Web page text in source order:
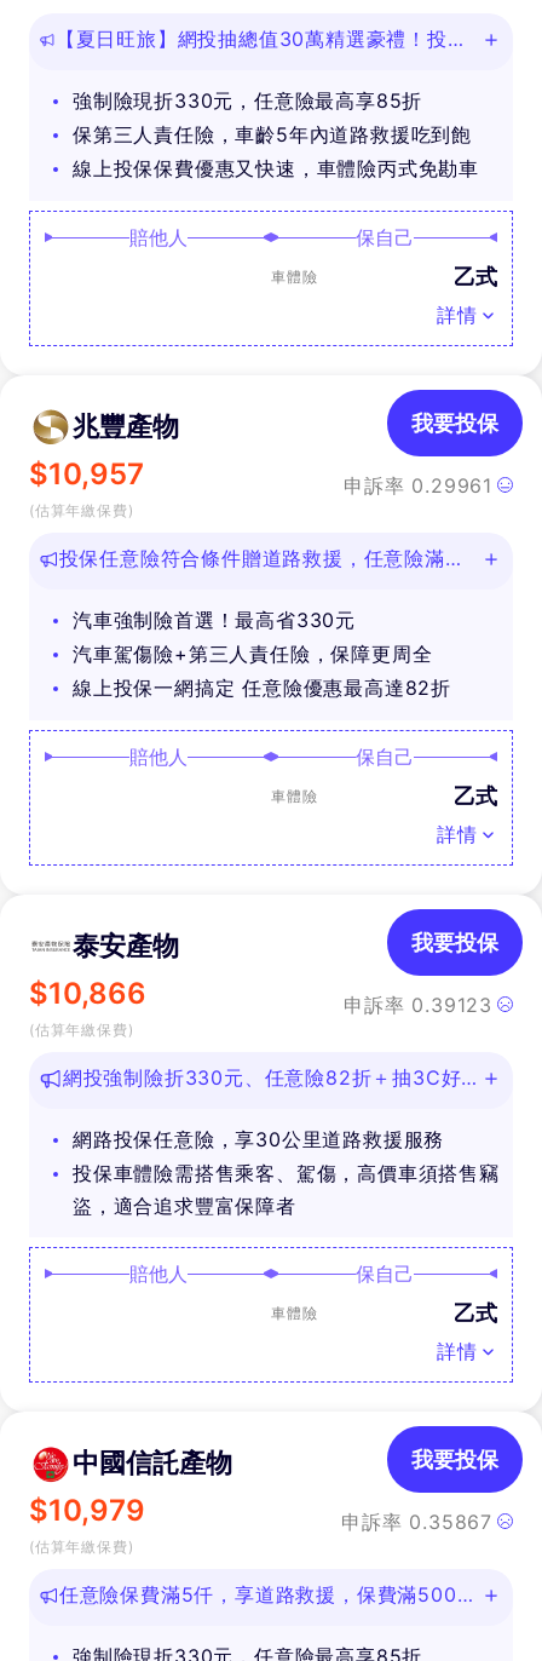
【夏日旺旅】網投抽總值30萬精選豪禮！投保
強制險現折330元，任意險最高享85折
保第三人責任險，車齡5年內道路救援吃到飽
線上投保保費優惠又快速，車體險丙式免勘車
賠他人 保自己
車體險 乙式
詳情
兆豐產物
$10,957
(估算年繳保費)
申訴率 0.29961
我要投保
投保任意險符合條件贈道路救援，任意險滿
汽車強制險首選！最高省330元
汽車駕傷險+第三人責任險，保障更周全
線上投保一網搞定 任意險優惠最高達82折
賠他人 保自己
車體險 乙式
詳情
泰安產物
$10,866
(估算年繳保費)
申訴率 0.39123
我要投保
網投強制險折330元、任意險82折＋抽3C好
網路投保任意險，享30公里道路救援服務
投保車體險需搭售乘客、駕傷，高價車須搭售竊
盜，適合追求豐富保障者
賠他人 保自己
車體險 乙式
詳情
中國信託產物
$10,979
(估算年繳保費)
申訴率 0.35867
我要投保
任意險保費滿5仟，享道路救援，保費滿500即
強制險現折330元，任意險最高享85折